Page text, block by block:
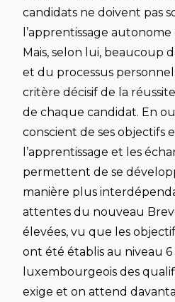
candidats ne doivent pas
l’apprentissage
Mais, selon lui, beaucoup
et du processus
critère décisif de la
de chaque candidat. En
conscient de ses objectifs
l’apprentissage et les
permettent de se
manière plus
attentes du nouveau
élevées, vu que les
ont été établis au niveau 6
luxembourgeois des
exige et on attend